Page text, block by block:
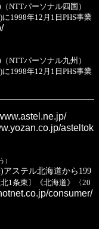
（NTTパーソナル四国）
1998年12月1日PHS事業
（NTTパーソナル九州）
1998年12月1日PHS事業
asteltok
）
ステル北海道から199
1条東〕《北海道》〈20
consumer/